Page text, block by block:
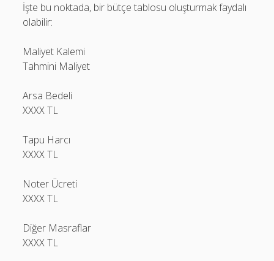
İşte bu noktada, bir bütçe tablosu oluşturmak faydalı
olabilir:
Maliyet Kalemi
Tahmini Maliyet
Arsa Bedeli
XXXX TL
Tapu Harcı
XXXX TL
Noter Ücreti
XXXX TL
Diğer Masraflar
XXXX TL